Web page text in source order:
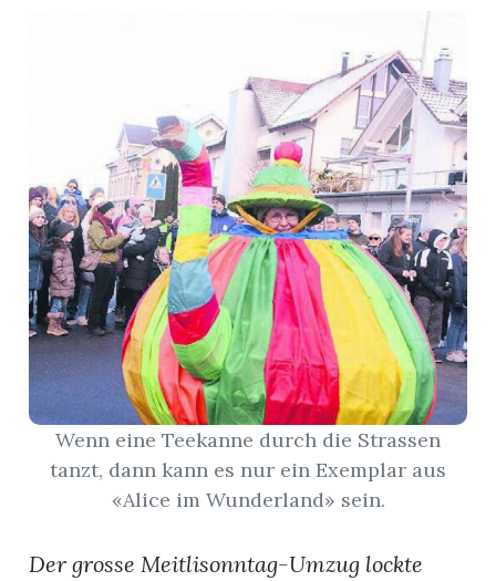
Newsletter
App
Wenn eine Teekanne durch die Strassen
tanzt, dann kann es nur ein Exemplar aus
«Alice im Wunderland» sein.
Der grosse Meitlisonntag-Umzug lockte